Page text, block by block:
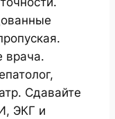
врача.
Сдавайте
ЭКГ и